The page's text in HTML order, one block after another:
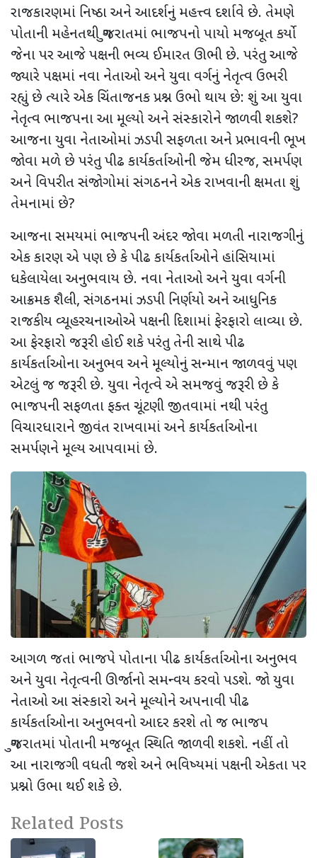
રાજકારણમાં નિષ્ઠા અને આદર્શનું મહત્ત્વ દર્શાવે છે. તેમણે
પોતાની મહેનતથી ગુજરાતમાં ભાજપનો પાયો મજબૂત કર્યો
જેના પર આજે પક્ષની ભવ્ય ઈમારત ઊભી છે. પરંતુ આજે
જ્યારે પક્ષમાં નવા નેતાઓ અને યુવા વર્ગનું નેતૃત્વ ઉભરી
રહ્યું છે ત્યારે એક ચિંતાજનક પ્રશ્ન ઉભો થાય છે: શું આ યુવા
નેતૃત્વ ભાજપના આ મૂલ્યો અને સંસ્કારોને જાળવી શકશે?
આજના યુવા નેતાઓમાં ઝડપી સફળતા અને પ્રભાવની ભૂખ
જોવા મળે છે પરંતુ પીઢ કાર્યકર્તાઓની જેમ ધીરજ, સમર્પણ
અને વિપરીત સંજોગોમાં સંગઠનને એક રાખવાની ક્ષમતા શું
તેમનામાં છે?
આજના સમયમાં ભાજપની અંદર જોવા મળતી નારાજગીનું
એક કારણ એ પણ છે કે પીઢ કાર્યકર્તાઓને હાંસિયામાં
ધકેલાયેલા અનુભવાય છે. નવા નેતાઓ અને યુવા વર્ગની
આક્રમક શૈલી, સંગઠનમાં ઝડપી નિર્ણયો અને આધુનિક
રાજકીય વ્યૂહરચનાઓએ પક્ષની દિશામાં ફેરફારો લાવ્યા છે.
આ ફેરફારો જરૂરી હોઈ શકે પરંતુ તેની સાથે પીઢ
કાર્યકર્તાઓના અનુભવ અને મૂલ્યોનું સન્માન જાળવવું પણ
એટલું જ જરૂરી છે. યુવા નેતૃત્વે એ સમજવું જરૂરી છે કે
ભાજપની સફળતા ફક્ત ચૂંટણી જીતવામાં નથી પરંતુ
વિચારધારાને જીવંત રાખવામાં અને કાર્યકર્તાઓના
સમર્પણને મૂલ્ય આપવામાં છે.
આગળ જતાં ભાજપે પોતાના પીઢ કાર્યકર્તાઓના અનુભવ
અને યુવા નેતૃત્વની ઊર્જાનો સમન્વય કરવો પડશે. જો યુવા
નેતાઓ આ સંસ્કારો અને મૂલ્યોને અપનાવી પીઢ
કાર્યકર્તાઓના અનુભવનો આદર કરશે તો જ ભાજપ
ગુજરાતમાં પોતાની મજબૂત સ્થિતિ જાળવી શકશે. નહીં તો
આ નારાજગી વધતી જશે અને ભવિષ્યમાં પક્ષની એકતા પર
પ્રશ્નો ઉભા થઈ શકે છે.
Related Posts